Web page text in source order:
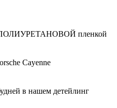
ПОЛИУРЕТАНОВОЙ пленкой
Cayenne
в нашем детейлинг